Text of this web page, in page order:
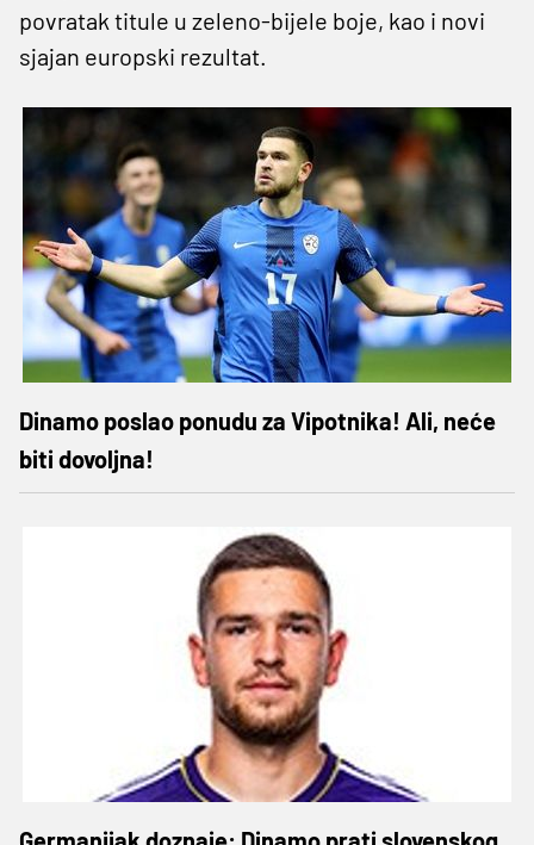
povratak titule u zeleno-bijele boje, kao i novi
sjajan europski rezultat.
Dinamo poslao ponudu za Vipotnika! Ali, neće
biti dovoljna!